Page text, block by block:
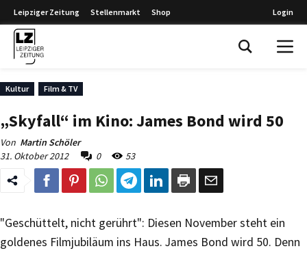
Leipziger Zeitung Stellenmarkt Shop Login
Kultur Film & TV
„Skyfall“ im Kino: James Bond wird 50
Von Martin Schöler
31. Oktober 2012
0 53
"Geschüttelt, nicht gerührt": Diesen November steht ein
goldenes Filmjubiläum ins Haus. James Bond wird 50. Denn